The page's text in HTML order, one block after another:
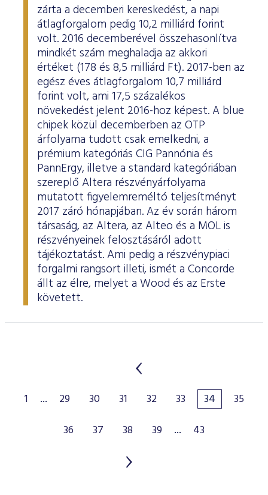
zárta a decemberi kereskedést, a napi
átlagforgalom pedig 10,2 milliárd forint
volt. 2016 decemberével összehasonlítva
mindkét szám meghaladja az akkori
értéket (178 és 8,5 milliárd Ft). 2017-ben az
egész éves átlagforgalom 10,7 milliárd
forint volt, ami 17,5 százalékos
növekedést jelent 2016-hoz képest. A blue
chipek közül decemberben az OTP
árfolyama tudott csak emelkedni, a
prémium kategóriás CIG Pannónia és
PannErgy, illetve a standard kategóriában
szereplő Altera részvényárfolyama
mutatott figyelemreméltó teljesítményt
2017 záró hónapjában. Az év során három
társaság, az Altera, az Alteo és a MOL is
részvényeinek felosztásáról adott
tájékoztatást. Ami pedig a részvénypiaci
forgalmi rangsort illeti, ismét a Concorde
állt az élre, melyet a Wood és az Erste
követett.
1 ... 29 30 31 32 33 34
35
36
37 38 39 ... 43